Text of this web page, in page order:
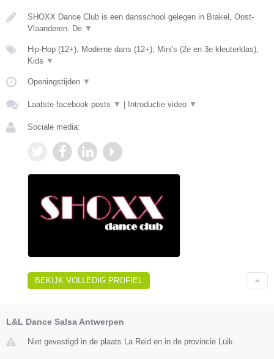
SHOXX Dance Club is een dansschool gelegen in Brakel, Oost-
Vlaanderen. De ▼
Hip-Hop (12+), Moderne dans (12+), Mini's (2e en 3e kleuterklas),
Kids ▼
Openingstijden ▼
Laatste facebook posts ▼ | Introductie video ▼
Sociale media:
BEKIJK VOLLEDIG PROFIEL
L&L Dance Salsa Antwerpen
Niet gevestigd in de plaats La Reid en in de provincie Luik.